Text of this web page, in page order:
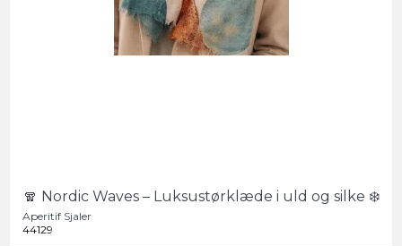
🧣 Nordic Waves – Luksustørklæde i uld og silke ❄️
Aperitif Sjaler
44129